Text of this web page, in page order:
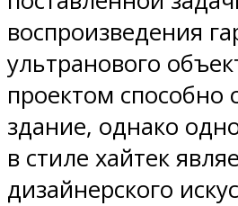
воспроизведения
ультранового
проектом способно
здание, однако
в стиле хайтек
дизайнерского